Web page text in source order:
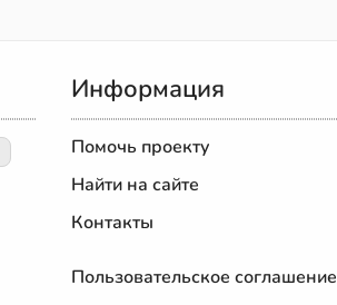
Информация
Помочь проекту
Найти на сайте
Контакты
Пользовательское соглашение